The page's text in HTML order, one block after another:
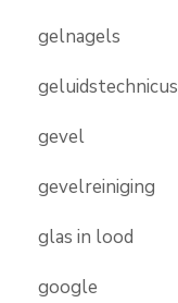
gelnagels
geluidstechnicus
gevel
gevelreiniging
glas in lood
google